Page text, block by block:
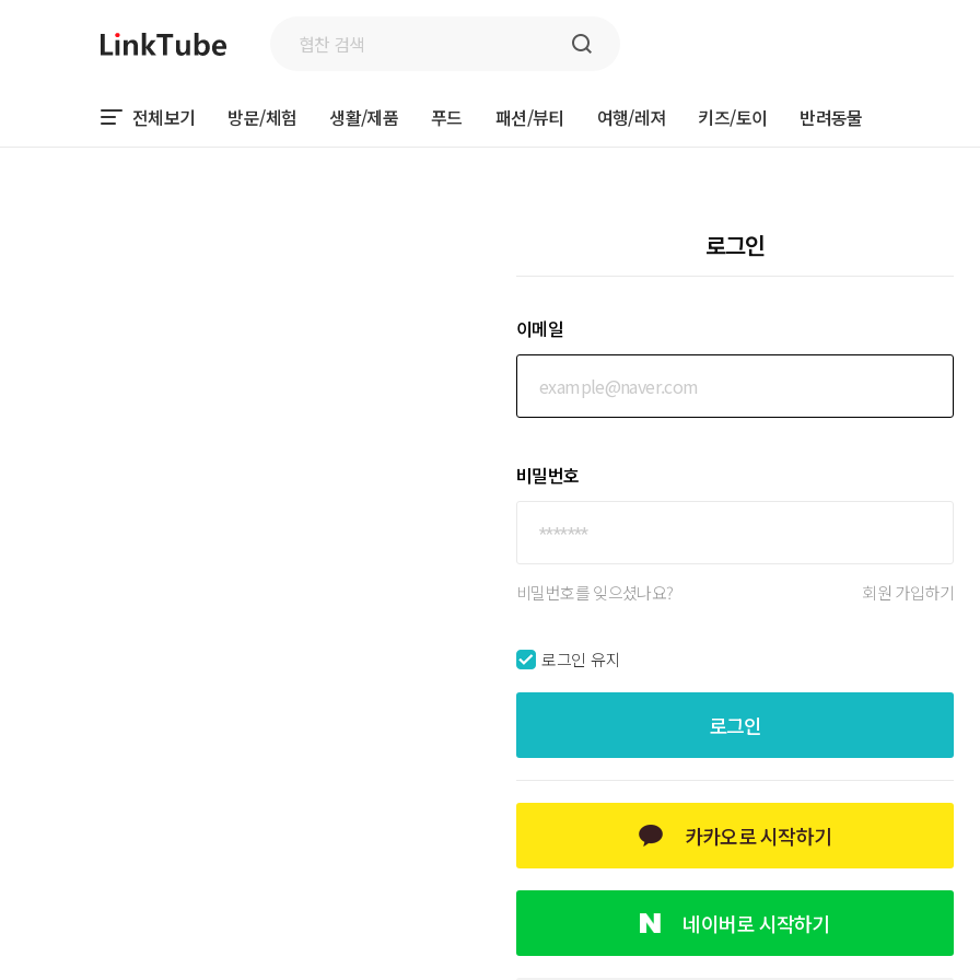
전체보기 방문/체험 생활/제품 푸드 패션/뷰티 여행/레져 키즈/토이 반려동물
로그인
이메일
비밀번호
비밀번호를 잊으셨나요? 회원 가입하기
로그인 유지
로그인
카카오로 시작하기
네이버로 시작하기